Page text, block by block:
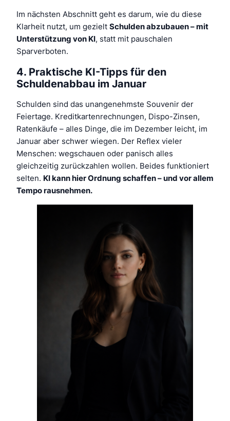
Im nächsten Abschnitt geht es darum, wie du diese
Klarheit nutzt, um gezielt Schulden abzubauen – mit
Unterstützung von KI , statt mit pauschalen
Sparverboten.
4. Praktische KI-Tipps für den
Schuldenabbau im Januar
Schulden sind das unangenehmste Souvenir der
Feiertage. Kreditkartenrechnungen, Dispo-Zinsen,
Ratenkäufe – alles Dinge, die im Dezember leicht, im
Januar aber schwer wiegen. Der Reflex vieler
Menschen: wegschauen oder panisch alles
gleichzeitig zurückzahlen wollen. Beides funktioniert
selten. KI kann hier Ordnung schaffen – und vor allem
Tempo rausnehmen.